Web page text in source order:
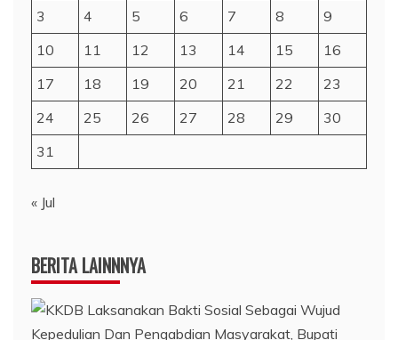
3
4 5 6 7 8
9
10
11 12 13 14 15
16
17
18 19 20 21 22
23
24
25 26 27 28 29
30
31
« Jul
BERITA LAINNNYA